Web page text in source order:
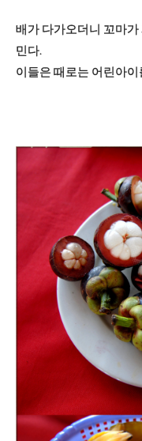
배가 다가오더니 꼬마가
민다.
이들은 때로는 어린아